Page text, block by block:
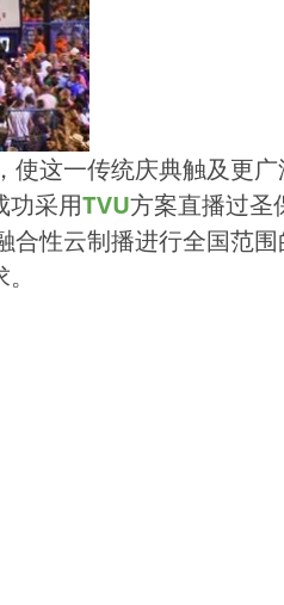
这一传统庆典触及更广
功采用TVU方案直播过圣
合性云制播进行全国范